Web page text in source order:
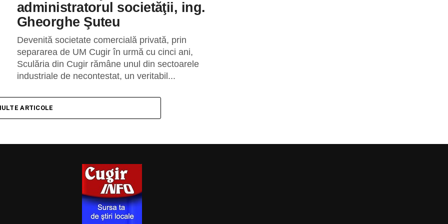
administratorul societăţii, ing.
Gheorghe Şuteu
Devenită societate comercială privată, prin
separarea de UM Cugir în urmă cu cinci ani,
Sculăria din Cugir rămâne unul din sectoarele
industriale de necontestat, un veritabil...
ARTICOLE